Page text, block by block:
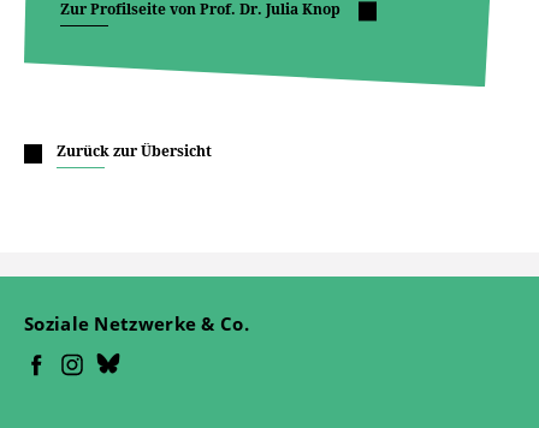
Zur Profilseite von Prof. Dr. Julia Knop
Zurück zur Übersicht
Soziale Netzwerke & Co.